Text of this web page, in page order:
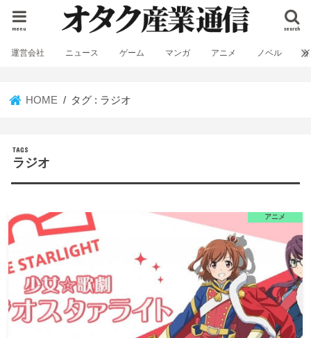
search
menu
運営会社 ニュース ゲーム マンガ アニメ ノベル
HOME タグ : ラジオ
ラジオ
アニメ